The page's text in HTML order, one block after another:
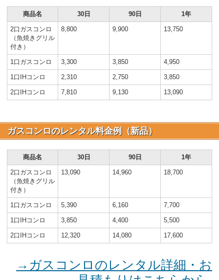
商品名 30日 90日 1年
2口ガスコンロ
（魚焼きグリル
付き）
8,800 9,900 13,750
1口ガスコンロ 3,300 3,850 4,950
1口IHコンロ 2,310 2,750 3,850
2口IHコンロ 7,810 9,130 13,090
ガスコンロのレンタル料金例（新品）
商品名 30日 90日 1年
2口ガスコンロ
（魚焼きグリル
付き）
13,090 14,960 18,700
1口ガスコンロ 5,390 6,160 7,700
1口IHコンロ 3,850 4,400 5,500
2口IHコンロ 12,320 14,080 17,600
→ガスコンロのレンタル詳細・お